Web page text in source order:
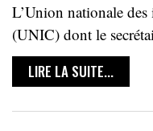
L’Union nationale
(UNIC) dont le
LIRE LA SUITE...